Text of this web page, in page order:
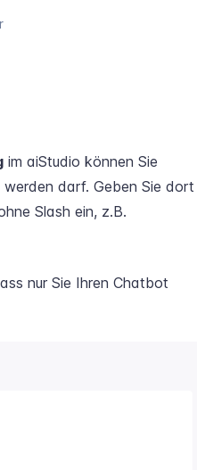
im aiStudio können Sie
darf. Geben Sie dort
Slash ein, z.B.
nur Sie Ihren Chatbot